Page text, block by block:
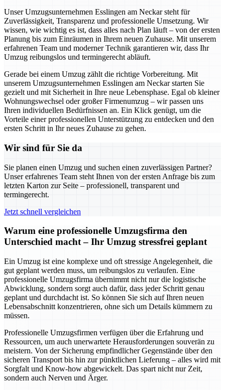
Unser Umzugsunternehmen Esslingen am Neckar steht für
Zuverlässigkeit, Transparenz und professionelle Umsetzung. Wir
wissen, wie wichtig es ist, dass alles nach Plan läuft – von der ersten
Planung bis zum Einräumen in Ihrem neuen Zuhause. Mit unserem
erfahrenen Team und moderner Technik garantieren wir, dass Ihr
Umzug reibungslos und termingerecht abläuft.
Gerade bei einem Umzug zählt die richtige Vorbereitung. Mit
unserem Umzugsunternehmen Esslingen am Neckar starten Sie
gezielt und mit Sicherheit in Ihre neue Lebensphase. Egal ob kleiner
Wohnungswechsel oder großer Firmenumzug – wir passen uns
Ihren individuellen Bedürfnissen an. Ein Klick genügt, um die
Vorteile einer professionellen Unterstützung zu entdecken und den
ersten Schritt in Ihr neues Zuhause zu gehen.
Wir sind für Sie da
Sie planen einen Umzug und suchen einen zuverlässigen Partner?
Unser erfahrenes Team steht Ihnen von der ersten Anfrage bis zum
letzten Karton zur Seite – professionell, transparent und
termingerecht.
Jetzt schnell vergleichen
Warum eine professionelle Umzugsfirma den
Unterschied macht – Ihr Umzug stressfrei geplant
Ein Umzug ist eine komplexe und oft stressige Angelegenheit, die
gut geplant werden muss, um reibungslos zu verlaufen. Eine
professionelle Umzugsfirma übernimmt nicht nur die logistische
Abwicklung, sondern sorgt auch dafür, dass jeder Schritt genau
geplant und durchdacht ist. So können Sie sich auf Ihren neuen
Lebensabschnitt konzentrieren, ohne sich um Details kümmern zu
müssen.
Professionelle Umzugsfirmen verfügen über die Erfahrung und
Ressourcen, um auch unerwartete Herausforderungen souverän zu
meistern. Von der Sicherung empfindlicher Gegenstände über den
sicheren Transport bis hin zur pünktlichen Lieferung – alles wird mit
Sorgfalt und Know-how abgewickelt. Das spart nicht nur Zeit,
sondern auch Nerven und Ärger.